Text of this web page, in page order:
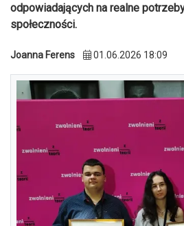
odpowiadających na realne
społeczności.
Joanna Ferens 01.06.2026 18:09